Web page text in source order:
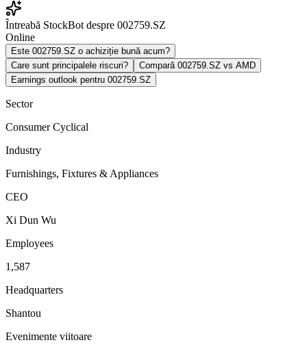
Întreabă StockBot despre 002759.SZ
Online
Este 002759.SZ o achiziție bună acum?
Care sunt principalele riscuri?
Compară 002759.SZ vs AMD
Earnings outlook pentru 002759.SZ
Sector
Consumer Cyclical
Industry
Furnishings, Fixtures & Appliances
CEO
Xi Dun Wu
Employees
1,587
Headquarters
Shantou
Evenimente viitoare